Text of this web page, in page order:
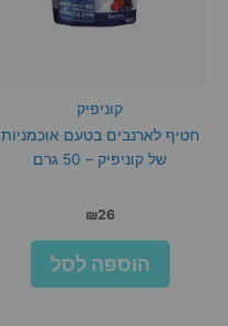
קוניפיק
חטיף לארנבים בטעם אוכמניות
של קוניפיק – 50 גרם
₪26
הוספה לסל